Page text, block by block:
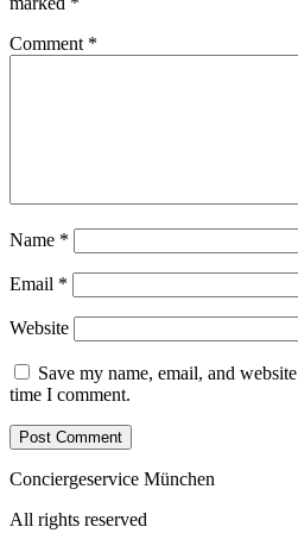
Comment *
Name *
Email *
Website
Save my name, email, and
time I comment.
Conciergeservice München
All rights reserved